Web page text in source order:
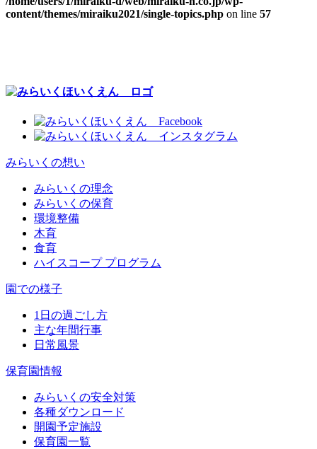
content/themes/miraiku2021/single-topics.php on line 57
みらいくの想い
みらいくの理念
みらいくの保育
環境整備
木育
食育
ハイスコープ プログラム
園での様子
1日の過ごし方
主な年間行事
日常風景
保育園情報
みらいくの安全対策
各種ダウンロード
開園予定施設
保育園一覧